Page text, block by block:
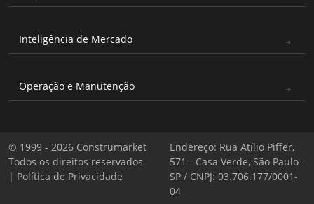
Inteligência de Mercado
Operação e Manutenção
© 1999 - 2026 Construmarket
Todos os direitos reservados
| Política de Privacidade
Endereço: Rua Atílio Piffer,
571 - Casa Verde, São Paulo -
SP / CNPJ: 03.706.177/0001-
04